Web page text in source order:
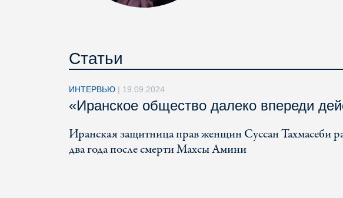
Статьи
ИНТЕРВЬЮ | 19.09.2024
«Иранское общество далеко впереди
Иранская защитница прав женщин Суссан Тахмасеби
два года после смерти Махсы Амини